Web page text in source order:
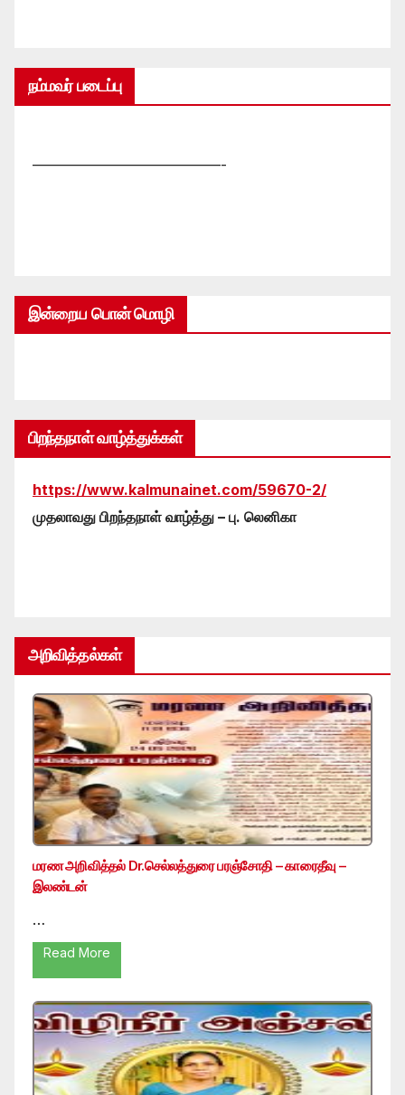
நம்மவர் படைப்பு
—————————————-
இன்றைய பொன் மொழி
பிறந்தநாள் வாழ்த்துக்கள்
https://www.kalmunainet.com/59670-2/
முதலாவது பிறந்தநாள் வாழ்த்து – பு. லெனிகா
அறிவித்தல்கள்
மரண அறிவித்தல் Dr.செல்லத்துரை பரஞ்சோதி – காரைதீவு –
இலண்டன்
…
Read More